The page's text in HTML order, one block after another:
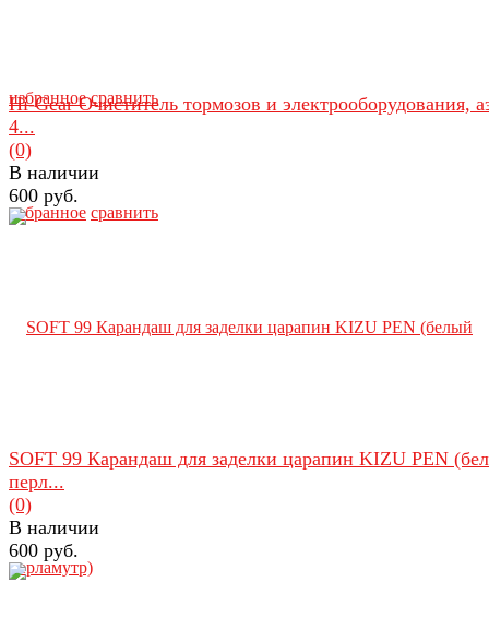
избранное сравнить
избранное сравнить
Hi-Gear Очиститель тормозов и электрооборудования,
4...
(0)
В наличии
600 руб.
SOFT 99 Карандаш для заделки царапин KIZU PEN
перл...
(0)
В наличии
600 руб.